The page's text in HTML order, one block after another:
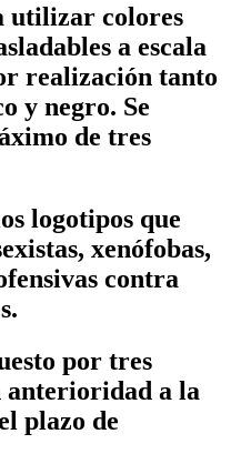
utilizar colores
a escala
realización tanto
y negro. Se
de tres
logotipos que
xenófobas,
contra
por tres
anterioridad a la
plazo de